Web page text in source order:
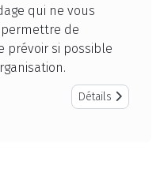
qui ne vous
permettre de
prévoir si possible
Détails